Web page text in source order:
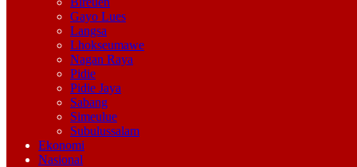
Gayo Lues
Langsa
Lhokseumawe
Nagan Raya
Pidie
Pidie Jaya
Sabang
Simeulue
Subulussalam
Ekonomi
Nasional